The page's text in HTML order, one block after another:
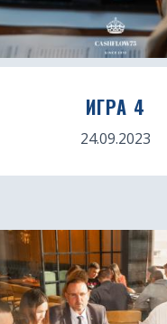
ИГРА 4
24.09.2023